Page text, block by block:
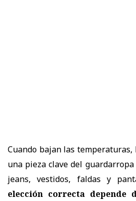
Cuando bajan las
una pieza clave del
jeans, vestidos, faldas y
elección correcta